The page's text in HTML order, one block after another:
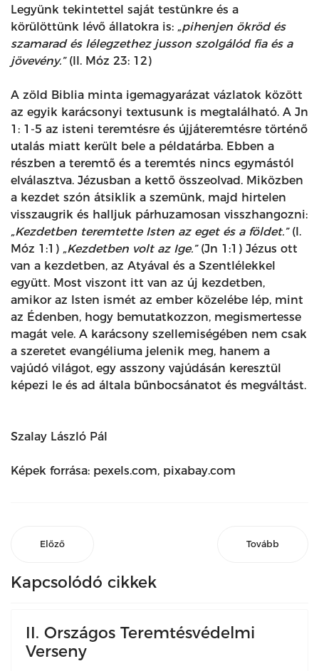
Legyünk tekintettel saját testünkre és a
körülöttünk lévő állatokra is: „pihenjen ökröd és
szamarad és lélegzethez jusson szolgálód fia és a
jövevény.” (II. Móz 23: 12)
A zöld Biblia minta igemagyarázat vázlatok között
az egyik karácsonyi textusunk is megtalálható. A Jn
1: 1-5 az isteni teremtésre és újjáteremtésre történő
utalás miatt került bele a példatárba. Ebben a
részben a teremtő és a teremtés nincs egymástól
elválasztva. Jézusban a kettő összeolvad. Miközben
a kezdet szón átsiklik a szemünk, majd hirtelen
visszaugrik és halljuk párhuzamosan visszhangozni:
„Kezdetben teremtette Isten az eget és a földet.” (I.
Móz 1:1) „Kezdetben volt az Ige.” (Jn 1:1) Jézus ott
van a kezdetben, az Atyával és a Szentlélekkel
együtt. Most viszont itt van az új kezdetben,
amikor az Isten ismét az ember közelébe lép, mint
az Édenben, hogy bemutatkozzon, megismertesse
magát vele. A karácsony szellemiségében nem csak
a szeretet evangéliuma jelenik meg, hanem a
vajúdó világot, egy asszony vajúdásán keresztül
képezi le és ad általa bűnbocsánatot és megváltást.
Szalay László Pál
Képek forrása: pexels.com, pixabay.com
Előző Tovább
Kapcsolódó cikkek
II. Országos Teremtésvédelmi
Verseny